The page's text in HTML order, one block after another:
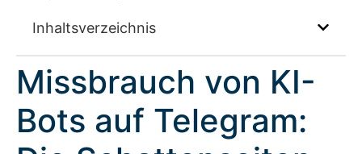
Inhaltsverzeichnis
Missbrauch von KI-
Bots auf Telegram: